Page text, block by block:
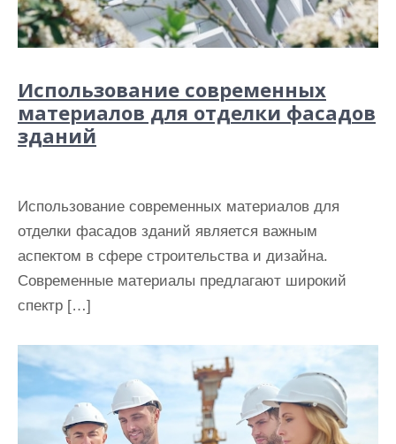
Использование современных
материалов для отделки фасадов
зданий
Использование современных материалов для
отделки фасадов зданий является важным
аспектом в сфере строительства и дизайна.
Современные материалы предлагают широкий
спектр […]